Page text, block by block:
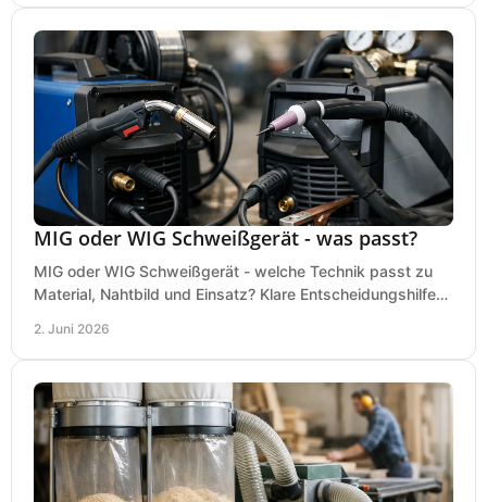
MIG oder WIG Schweißgerät - was passt?
MIG oder WIG Schweißgerät - welche Technik passt zu
Material, Nahtbild und Einsatz? Klare Entscheidungshilfe
2. Juni 2026